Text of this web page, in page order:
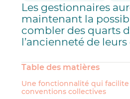
Les gestionnaires
maintenant la
combler des quarts
l’ancienneté de
Table des matières
Une fonctionnalité qui
conventions collectives